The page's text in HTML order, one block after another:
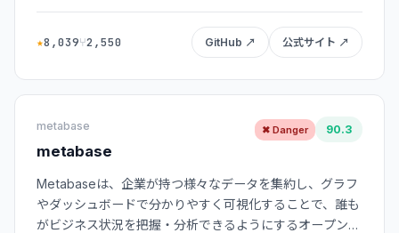
★8,039⑂2,550 GitHub ↗ 公式サイト ↗
metabase
metabase
✖ Danger 90.3
Metabaseは、企業が持つ様々なデータを集約し、グラフ
やダッシュボードで分かりやすく可視化することで、誰も
がビジネス状況を把握・分析できるようにするオープンソ